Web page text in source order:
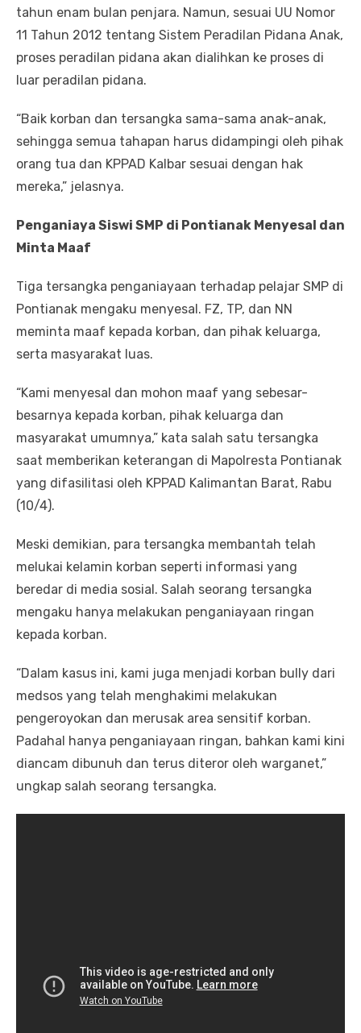
tahun enam bulan penjara. Namun, sesuai UU Nomor
11 Tahun 2012 tentang Sistem Peradilan Pidana Anak,
proses peradilan pidana akan dialihkan ke proses di
luar peradilan pidana.
“Baik korban dan tersangka sama-sama anak-anak,
sehingga semua tahapan harus didampingi oleh pihak
orang tua dan KPPAD Kalbar sesuai dengan hak
mereka,” jelasnya.
Penganiaya Siswi SMP di Pontianak Menyesal dan
Minta Maaf
Tiga tersangka penganiayaan terhadap pelajar SMP di
Pontianak mengaku menyesal. FZ, TP, dan NN
meminta maaf kepada korban, dan pihak keluarga,
serta masyarakat luas.
“Kami menyesal dan mohon maaf yang sebesar-
besarnya kepada korban, pihak keluarga dan
masyarakat umumnya,” kata salah satu tersangka
saat memberikan keterangan di Mapolresta Pontianak
yang difasilitasi oleh KPPAD Kalimantan Barat, Rabu
(10/4).
Meski demikian, para tersangka membantah telah
melukai kelamin korban seperti informasi yang
beredar di media sosial. Salah seorang tersangka
mengaku hanya melakukan penganiayaan ringan
kepada korban.
“Dalam kasus ini, kami juga menjadi korban bully dari
medsos yang telah menghakimi melakukan
pengeroyokan dan merusak area sensitif korban.
Padahal hanya penganiayaan ringan, bahkan kami kini
diancam dibunuh dan terus diteror oleh warganet,”
ungkap salah seorang tersangka.